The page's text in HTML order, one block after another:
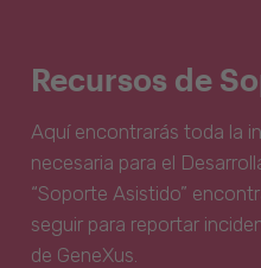
Recursos de
Aquí encontrarás toda la
necesaria para el
“Soporte Asistido”
seguir para reportar
de GeneXus.